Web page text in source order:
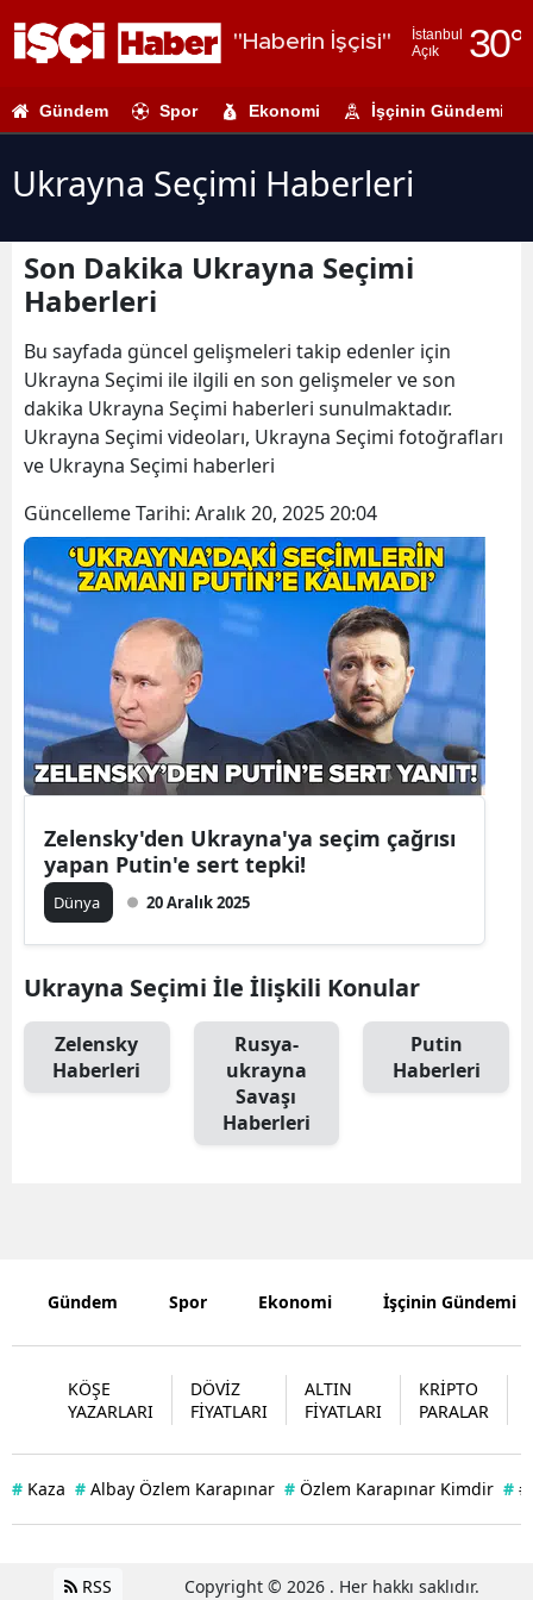
"Haberin İşçisi"
İstanbul
Açık
30°
Adıyaman
Antalya
Artvin
Bilecik
Bingöl
Bolu
Burdur
Bursa
Çanakkale
Çorum
Diyarbakır
Edirne
Eskişehir
Gaziantep
Giresun
Hakkari
Isparta
Gündem Spor Ekonomi İşçinin Gündemi
Ukrayna Seçimi Haberleri
Son Dakika Ukrayna Seçimi
Haberleri
Bu sayfada güncel gelişmeleri takip edenler için
Ukrayna Seçimi ile ilgili en son gelişmeler ve son
dakika Ukrayna Seçimi haberleri sunulmaktadır.
Ukrayna Seçimi videoları, Ukrayna Seçimi fotoğrafları
ve Ukrayna Seçimi haberleri
Güncelleme Tarihi: Aralık 20, 2025 20:04
Zelensky'den Ukrayna'ya seçim çağrısı
yapan Putin'e sert tepki!
Dünya 20 Aralık 2025
Ukrayna Seçimi İle İlişkili Konular
Zelensky
Haberleri
Rusya-
ukrayna
Savaşı
Haberleri
Putin
Haberleri
Gündem Spor Ekonomi İşçinin Gündemi
KÖŞE
YAZARLARI
DÖVİZ
FİYATLARI
ALTIN
FİYATLARI
KRİPTO
PARALAR
# Kaza # Albay Özlem Karapınar # Özlem Karapınar Kimdir #
RSS Copyright © 2026 . Her hakkı saklıdır.